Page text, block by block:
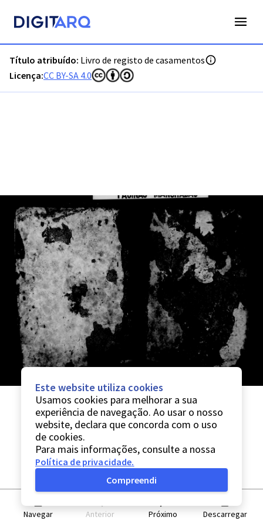
Título atribuído: Livro de registo de casamentos
Licença:CC BY-SA 4.0
Navegar Anterior Próximo Descarregar
Este website utiliza cookies
Usamos cookies para melhorar a sua
experiência de navegação. Ao usar o nosso
website, declara que concorda com o uso
de cookies.
Para mais informações, consulte a nossa
Política de privacidade.
Compreendi